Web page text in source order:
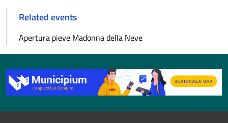
Related events
Apertura pieve Madonna della Neve